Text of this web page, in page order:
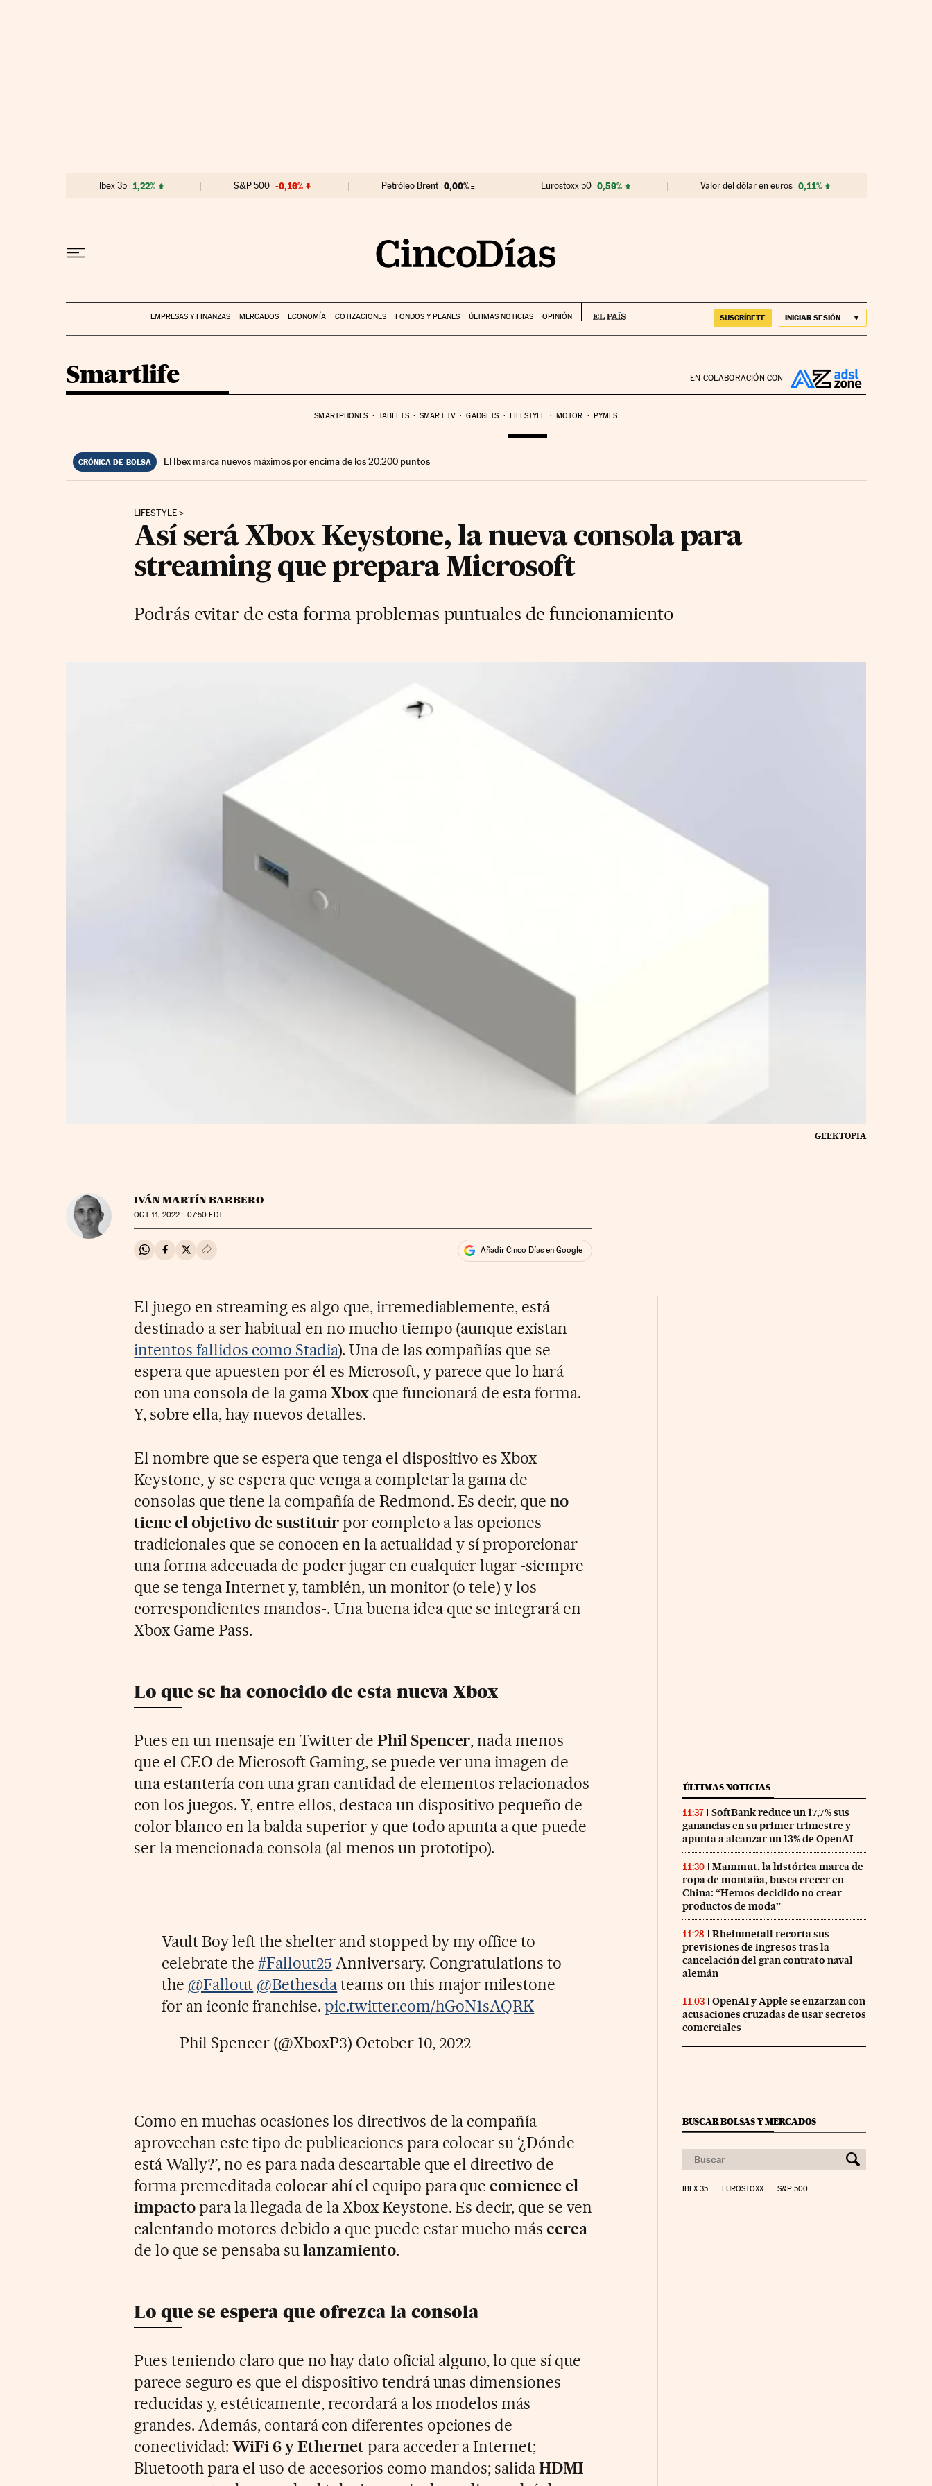
Ibex 35 1,22% S&P 500 -0,16% Petróleo Brent 0,00% Eurostoxx 50 0,59% Valor del dólar en euros 0,11%
EMPRESAS Y FINANZAS MERCADOS ECONOMÍA COTIZACIONES FONDOS Y PLANES ÚLTIMAS NOTICIAS OPINIÓN SUSCRÍBETE INICIAR SESIÓN
EN COLABORACIÓN CON
Smartlife
SMARTPHONES TABLETS SMART TV GADGETS LIFESTYLE MOTOR PYMES
CRÓNICA DE BOLSA El Ibex marca nuevos máximos por encima de los 20.200 puntos
LIFESTYLE
Así será Xbox Keystone, la nueva consola para
streaming que prepara Microsoft
Podrás evitar de esta forma problemas puntuales de funcionamiento
GEEKTOPIA
IVÁN MARTÍN BARBERO
OCT11, 2022 - 07:50 EDT
Compartir en Whatsapp
Compartir en Facebook
Compartir en Twitter
Desplegar Redes Sociales Añadir Cinco Días en Google
El juego en streaming es algo que, irremediablemente, está
destinado a ser habitual en no mucho tiempo (aunque existan
intentos fallidos como Stadia). Una de las compañías que se
espera que apuesten por él es Microsoft, y parece que lo hará
con una consola de la gamaXboxque funcionará de esta forma.
Y, sobre ella, hay nuevos detalles.
El nombre que se espera que tenga el dispositivo es Xbox
Keystone, y se espera que venga a completar la gama de
consolas que tiene la compañía de Redmond. Es decir, queno
tiene el objetivo de sustituirpor completo a las opciones
tradicionales que se conocen en la actualidad y sí proporcionar
una forma adecuada de poder jugar en cualquier lugar -siempre
que se tenga Internet y, también, un monitor (o tele) y los
correspondientes mandos-. Una buena idea que se integrará en
Xbox Game Pass.
Lo que se ha conocido de esta nueva Xbox
Pues en un mensaje en Twitter de Phil Spencer, nada menos
que el CEO de Microsoft Gaming, se puede ver una imagen de
una estantería con una gran cantidad de elementos relacionados
con los juegos. Y, entre ellos, destaca un dispositivo pequeño de
color blanco en la balda superior y que todo apunta a que puede
ser la mencionada consola (al menos un prototipo).
Vault Boy left the shelter and stopped by my office to
celebrate the #Fallout25 Anniversary. Congratulations to
the @Fallout @Bethesdateams on this major milestone
for an iconic franchise.pic.twitter.com/hGoN1sAQRK
— Phil Spencer (@XboxP3) October 10, 2022
Como en muchas ocasiones los directivos de la compañía
aprovechan este tipo de publicaciones para colocar su ‘¿Dónde
está Wally?’, no es para nada descartable que el directivo de
forma premeditada colocar ahí el equipo para quecomience el
impactopara la llegada de la Xbox Keystone. Es decir, que se ven
calentando motores debido a que puede estar mucho máscerca
de lo que se pensaba su lanzamiento.
Lo que se espera que ofrezca la consola
Pues teniendo claro que no hay dato oficial alguno, lo que sí que
parece seguro es que el dispositivo tendrá unas dimensiones
reducidas y, estéticamente, recordará a los modelos más
grandes. Además, contará con diferentes opciones de
conectividad:WiFi 6 y Ethernet para acceder a Internet;
Bluetooth para el uso de accesorios como mandos; salidaHDMI
ÚLTIMAS NOTICIAS
11:37
SoftBank reduce un 17,7% sus
ganancias en su primer trimestre y
apunta a alcanzar un 13% de OpenAI
11:30
Mammut, la histórica marca de
ropa de montaña, busca crecer en
China: “Hemos decidido no crear
productos de moda”
11:28
Rheinmetall recorta sus
previsiones de ingresos tras la
cancelación del gran contrato naval
alemán
11:03
OpenAI y Apple se enzarzan con
acusaciones cruzadas de usar secretos
comerciales
BUSCAR BOLSAS Y MERCADOS
IBEX 35 EUROSTOXX S&P 500